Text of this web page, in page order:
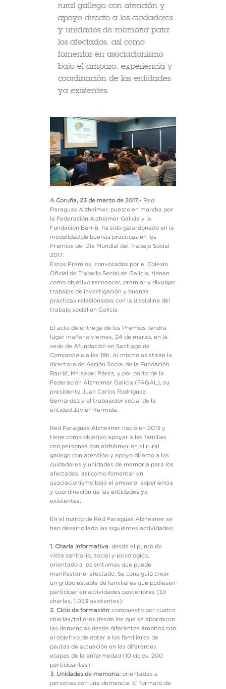
rural gallego con atención y
apoyo directo a los cuidadores
y unidades de memoria para
los afectados, así como
fomentar en asociacionismo
bajo el amparo, experiencia y
coordinación de las entidades
ya existentes.
A Coruña, 23 de marzo de 2017.- Red
Paraguas Alzheimer, puesto en marcha por
la Federación Alzheimer Galicia y la
Fundación Barrié, ha sido galardonado en la
modalidad de buenas prácticas en los
Premios del Día Mundial del Trabajo Social
2017.
Estos Premios, convocados por el Colexio
Oficial de Traballo Social de Galicia, tienen
como objetivo reconocer, premiar y divulgar
trabajos de investigación y buenas
prácticas relacionadas con la disciplina del
trabajo social en Galicia.
El acto de entrega de los Premios tendrá
lugar mañana viernes, 24 de marzo, en la
sede de Afundación en Santiago de
Compostela a las 18h. Al mismo asistirán la
directora de Acción Social de la Fundación
Barrié, Mª Isabel Pérez, y por parte de la
Federación Alzheimer Galicia (FAGAL), su
presidente Juan Carlos Rodríguez
Bernárdez y el trabajador social de la
entidad Javier Hermida.
Red Paraguas Alzheimer nació en 2013 y
tiene como objetivo apoyar a las familias
con personas con alzhéimer en el rural
gallego con atención y apoyo directo a los
cuidadores y unidades de memoria para los
afectados, así como fomentar en
asociacionismo bajo el amparo, experiencia
y coordinación de las entidades ya
existentes.
En el marco de Red Paraguas Alzheimer se
han desarrollado las siguientes actividades:
1. Charla informativa: desde el punto de
vista sanitario, social y psicológico,
orientado a los síntomas que puede
manifestar el afectado. Se consiguió crear
un grupo estable de familiares que pudiesen
participar en actividades posteriores (39
charlas, 1.053 asistentes)
2. Ciclo de formación: compuesto por cuatro
charlas/talleres desde los que se abordaron
las demencias desde diferentes ámbitos con
el objetivo de dotar a los familiares de
pautas de actuación en las diferentes
etapas de la enfermedad (10 ciclos, 200
participantes)
3. Unidades de memoria: orientadas a
personas con una demencia. El formato de